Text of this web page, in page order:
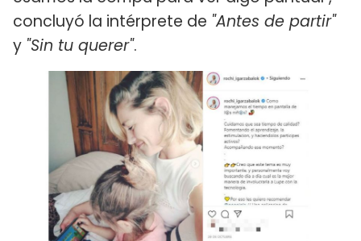
concluyó la intérprete de "Antes de partir"
y "Sin tu querer".